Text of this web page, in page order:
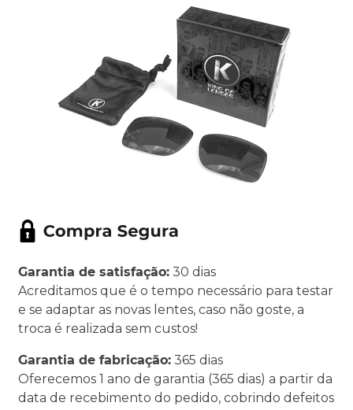
Garantia de satisfação: 30 dias
Acreditamos que é o tempo necessário para testar
e se adaptar as novas lentes, caso não goste, a
troca é realizada sem custos!
Garantia de fabricação: 365 dias
Oferecemos 1 ano de garantia (365 dias) a partir da
data de recebimento do pedido, cobrindo defeitos